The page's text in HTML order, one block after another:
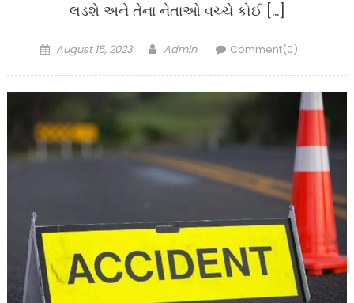
લડશે અને તેના નેતાઓ વચ્ચે કોઈ […]
Posted
August 15, 2023 Author
Admin Comment(0)